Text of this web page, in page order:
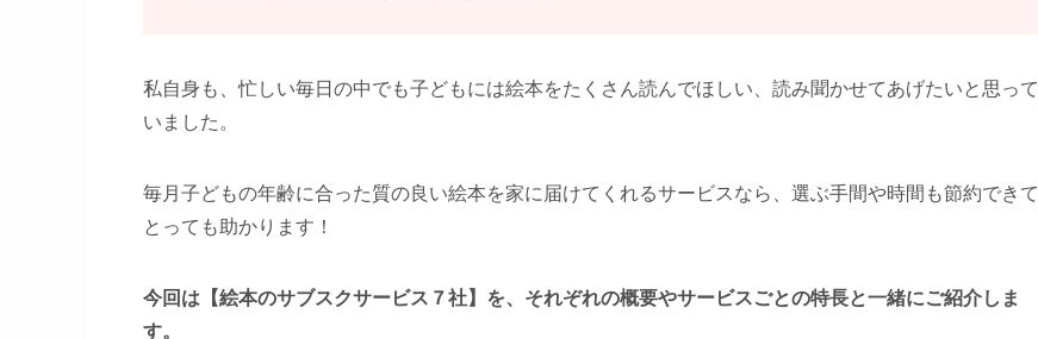
私自身も、忙しい毎日の中でも子どもには絵本をたくさん読んでほしい、読み聞かせてあげたいと思って
いました。
毎月子どもの年齢に合った質の良い絵本を家に届けてくれるサービスなら、選ぶ手間や時間も節約できて
とっても助かります！
今回は【絵本のサブスクサービス７社】を、それぞれの概要やサービスごとの特長と一緒にご紹介しま
す。